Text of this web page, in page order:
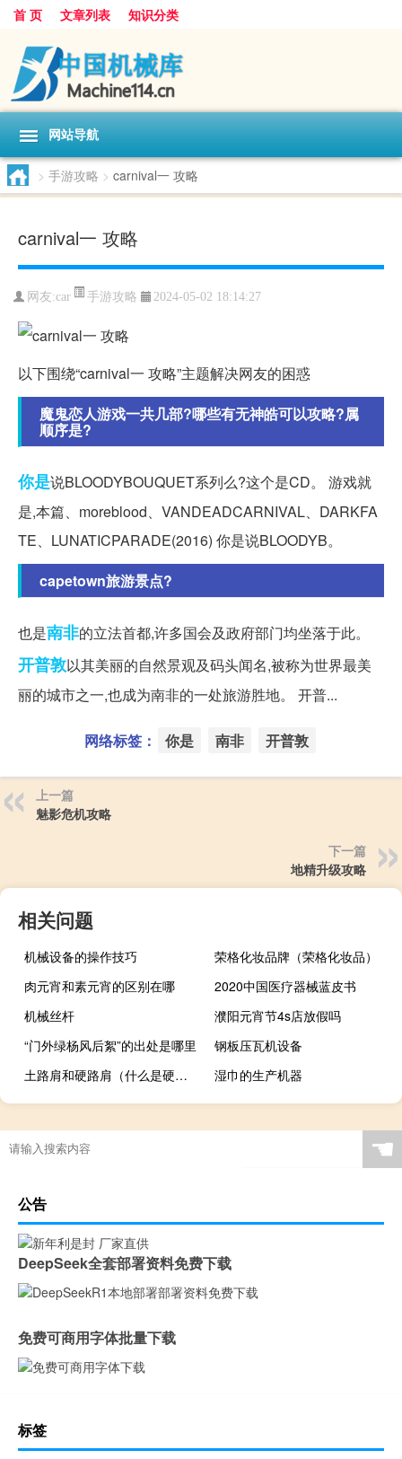
首 页 文章列表 知识分类
网站导航
> 手游攻略 > carnival一 攻略
carnival一 攻略
网友:car 手游攻略 2024-05-02 18:14:27
以下围绕“carnival一 攻略”主题解决网友的困惑
魔鬼恋人游戏一共几部?哪些有无神皓可以攻略?属
顺序是?
你是说BLOODYBOUQUET系列么?这个是CD。 游戏就
是,本篇、moreblood、VANDEADCARNIVAL、DARKFA
TE、LUNATICPARADE(2016) 你是说BLOODYB。
capetown旅游景点?
也是南非的立法首都,许多国会及政府部门均坐落于此。
开普敦以其美丽的自然景观及码头闻名,被称为世界最美
丽的城市之一,也成为南非的一处旅游胜地。 开普...
网络标签： 你是 南非 开普敦
上一篇
魅影危机攻略
下一篇
地精升级攻略
相关问题
机械设备的操作技巧
荣格化妆品牌（荣格化妆品）
肉元宵和素元宵的区别在哪
2020中国医疗器械蓝皮书
机械丝杆
濮阳元宵节4s店放假吗
“门外绿杨风后絮”的出处是哪里
钢板压瓦机设备
土路肩和硬路肩（什么是硬路肩 什么是土路肩 如何区别两者呢）
湿巾的生产机器
☚
公告
DeepSeek全套部署资料免费下载
免费可商用字体批量下载
标签